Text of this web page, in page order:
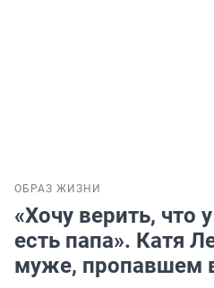
ОБРАЗ ЖИЗНИ
«Хочу верить, что
есть папа». Катя
муже, пропавшем